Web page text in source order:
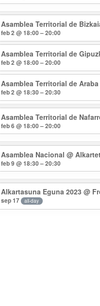
Asamblea Territorial de
feb 2 @ 18:00 – 20:00
Asamblea Territorial de
feb 2 @ 18:00 – 20:00
Asamblea Territorial de
feb 2 @ 18:30 – 20:30
Asamblea Territorial de
feb 6 @ 18:00 – 20:00
Asamblea Nacional@
feb 9 @ 18:30 – 20:30
Alkartasuna Eguna 2023@
sep 17 all-day